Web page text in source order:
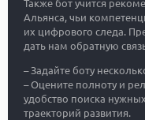
Также бот учится
Альянса, чьи
их цифрового следа.
дать нам обратную
– Задайте боту
– Оцените полноту и
удобство поиска
траекторий развития.